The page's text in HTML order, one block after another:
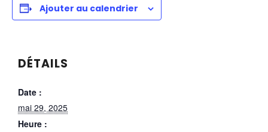
Ajouter au calendrier
DÉTAILS
Date :
mai 29, 2025
Heure :